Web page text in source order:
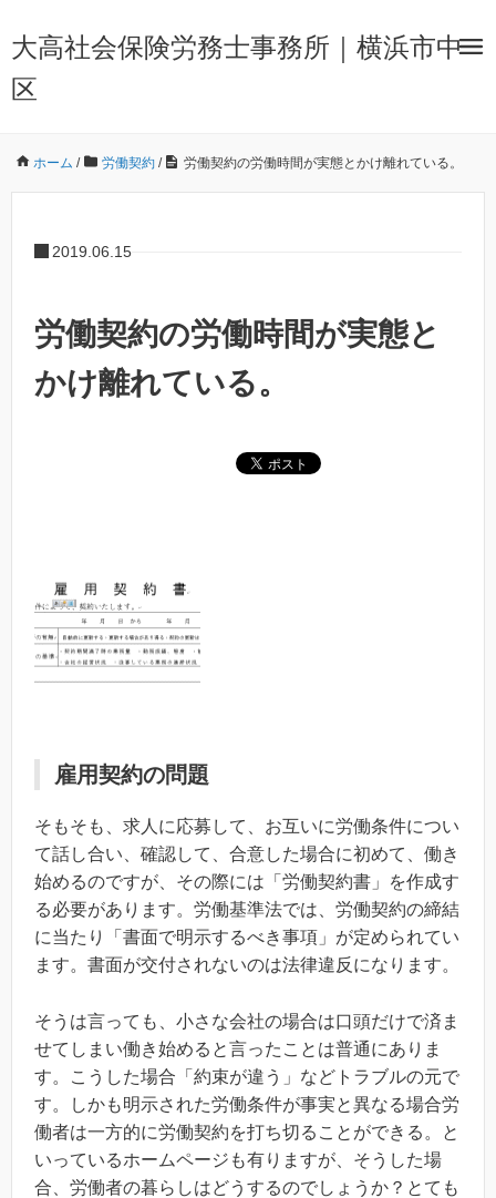
大高社会保険労務士事務所｜横浜市中
区
ホーム / 労働契約 / 労働契約の労働時間が実態とかけ離れている。
2019.06.15
労働契約の労働時間が実態と
かけ離れている。
雇用契約の問題
そもそも、求人に応募して、お互いに労働条件につい
て話し合い、確認して、合意した場合に初めて、働き
始めるのですが、その際には「労働契約書」を作成す
る必要があります。労働基準法では、労働契約の締結
に当たり「書面で明示するべき事項」が定められてい
ます。書面が交付されないのは法律違反になります。
そうは言っても、小さな会社の場合は口頭だけで済ま
せてしまい働き始めると言ったことは普通にありま
す。こうした場合「約束が違う」などトラブルの元で
す。しかも明示された労働条件が事実と異なる場合労
働者は一方的に労働契約を打ち切ることができる。と
いっているホームページも有りますが、そうした場
合、労働者の暮らしはどうするのでしょうか？とても